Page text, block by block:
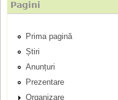
r
i
n
c
Pagini
Prima pagină
Știri
Anunțuri
Prezentare
Organizare